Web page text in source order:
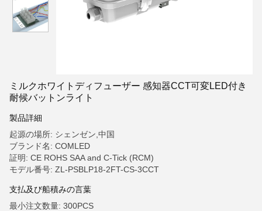
ミルクホワイトディフューザー 感知器CCT可変LED付き
耐候バットンライト
製品詳細
起源の場所: シェンゼン,中国
ブランド名: COMLED
証明: CE ROHS SAA and C-Tick (RCM)
モデル番号: ZL-PSBLP18-2FT-CS-3CCT
支払及び船積みの言葉
最小注文数量: 300PCS